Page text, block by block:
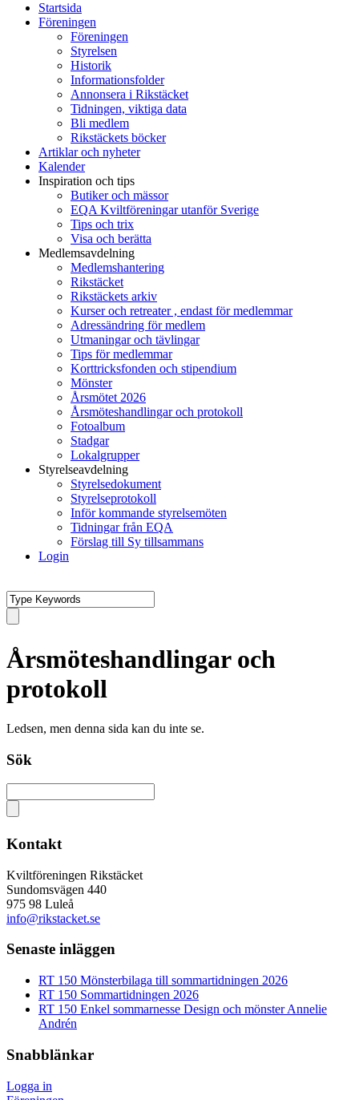
Startsida
Föreningen
Föreningen
Styrelsen
Historik
Informationsfolder
Annonsera i Rikstäcket
Tidningen, viktiga data
Bli medlem
Rikstäckets böcker
Artiklar och nyheter
Kalender
Inspiration och tips
Butiker och mässor
EQA Kviltföreningar utanför Sverige
Tips och trix
Visa och berätta
Medlemsavdelning
Medlemshantering
Rikstäcket
Rikstäckets arkiv
Kurser och retreater , endast för medlemmar
Adressändring för medlem
Utmaningar och tävlingar
Tips för medlemmar
Korttricksfonden och stipendium
Mönster
Årsmötet 2026
Årsmöteshandlingar och protokoll
Fotoalbum
Stadgar
Lokalgrupper
Styrelseavdelning
Styrelsedokument
Styrelseprotokoll
Inför kommande styrelsemöten
Tidningar från EQA
Förslag till Sy tillsammans
Login
Årsmöteshandlingar och
protokoll
Ledsen, men denna sida kan du inte se.
Sök
Kontakt
Kviltföreningen Rikstäcket
Sundomsvägen 440
975 98 Luleå
info@rikstacket.se
Senaste inläggen
RT 150 Mönsterbilaga till sommartidningen 2026
RT 150 Sommartidningen 2026
RT 150 Enkel sommarnesse Design och mönster Annelie
Andrén
Snabblänkar
Logga in